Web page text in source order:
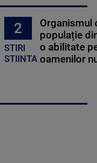
2
STIRI
STIINTA
Organismul
populație
o abilitate
oamenilor